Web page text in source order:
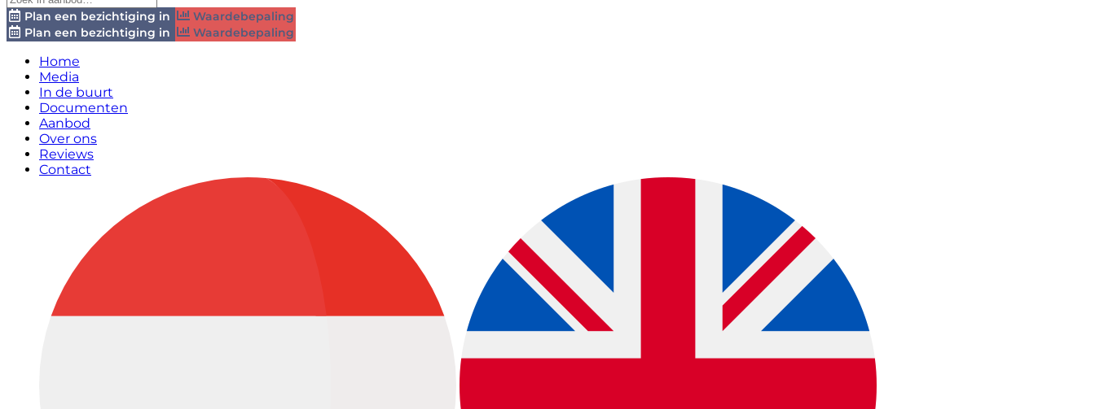
Plan een bezichtiging in
Waardebepaling
Plan een bezichtiging in
Waardebepaling
Home
Media
In de buurt
Documenten
Aanbod
Over ons
Reviews
Contact